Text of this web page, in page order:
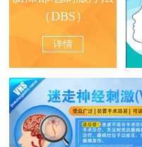
（DBS）
详情